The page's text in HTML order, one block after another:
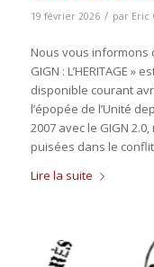
19 février 2026 / par Eric
Nous vous informons
GIGN : L’HERITAGE »
disponible courant
l’épopée de l’Unité
2007 avec le GIGN
puisées dans le
Lire la suite